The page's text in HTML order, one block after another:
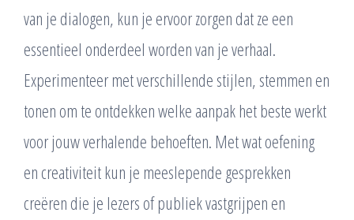
van je dialogen, kun je ervoor zorgen dat ze een
essentieel onderdeel worden van je verhaal.
Experimenteer met verschillende stijlen, stemmen en
tonen om te ontdekken welke aanpak het beste werkt
voor jouw verhalende behoeften. Met wat oefening
en creativiteit kun je meeslepende gesprekken
creëren die je lezers of publiek vastgrijpen en